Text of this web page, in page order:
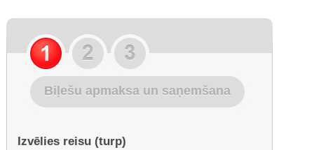
Biļešu apmaksa un saņemšana
Izvēlies reisu (turp)